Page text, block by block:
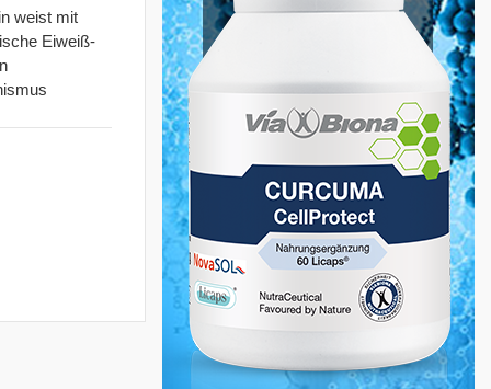
weist mit
Eiweiß-